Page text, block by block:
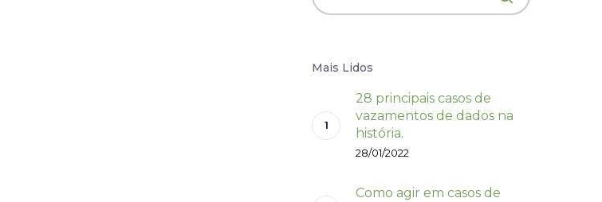
Mais Lidos
28 principais casos de
vazamentos de dados na
história.
28/01/2022
Como agir em casos de